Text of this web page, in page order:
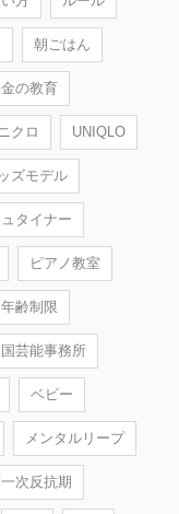
朝ごはん
の教育
クロ UNIQLO
ズモデル
タイナー
ピアノ教室
年齢制限
芸能事務所
ベビー
メンタルリープ
次反抗期